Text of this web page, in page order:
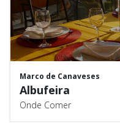
Marco de Canaveses
Albufeira
Onde Comer